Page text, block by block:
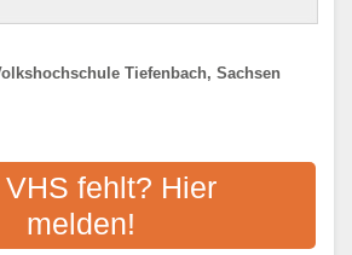
Tiefenbach, Sachsen
CHAM
Pfarrer-Seidl-Straße 1, 93413
Cham/Opf.
Aktualisiert: August 2021
VHS fehlt? Hier
melden!